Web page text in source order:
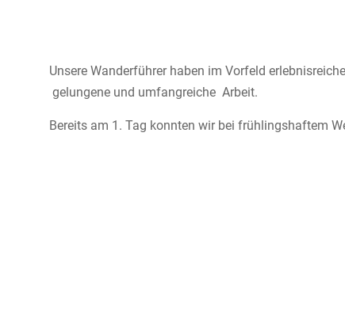
Unsere Wanderführer haben im Vorfeld
gelungene und umfangreiche Arbeit.
Bereits am 1. Tag konnten wir bei frühlingshaftem